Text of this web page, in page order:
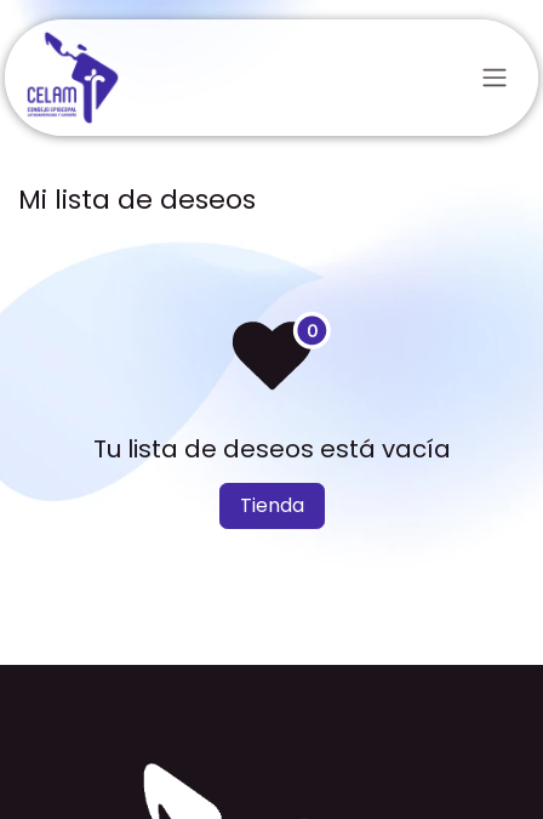
Ir al contenido
Mi lista de deseos
Tu lista de deseos está vacía
Tienda